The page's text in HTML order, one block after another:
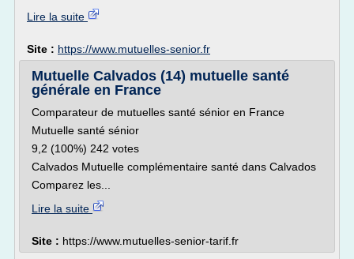
Lire la suite
Site : https://www.mutuelles-senior.fr
Mutuelle Calvados (14) mutuelle santé
générale en France
Comparateur de mutuelles santé sénior en France
Mutuelle santé sénior
9,2 (100%) 242 votes
Calvados Mutuelle complémentaire santé dans Calvados
Comparez les...
Lire la suite
Site : https://www.mutuelles-senior-tarif.fr